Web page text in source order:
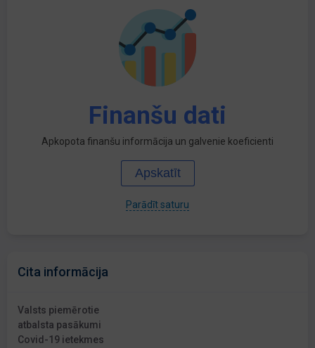
Finanšu dati
Apkopota finanšu informācija un galvenie koeficienti
Apskatīt
Parādīt saturu
Cita informācija
Valsts piemērotie
atbalsta pasākumi
Covid-19 ietekmes